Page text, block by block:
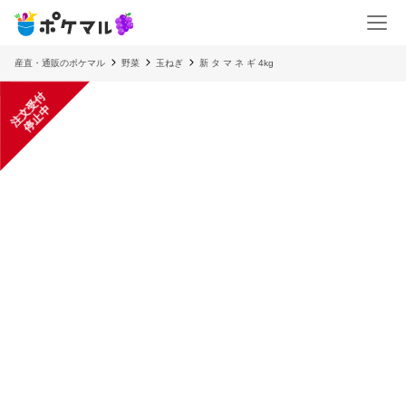
産直・通販のポケマル 野菜 玉ねぎ 新 タ マ ネ ギ 4kg
注
文
受
付
停
止
中